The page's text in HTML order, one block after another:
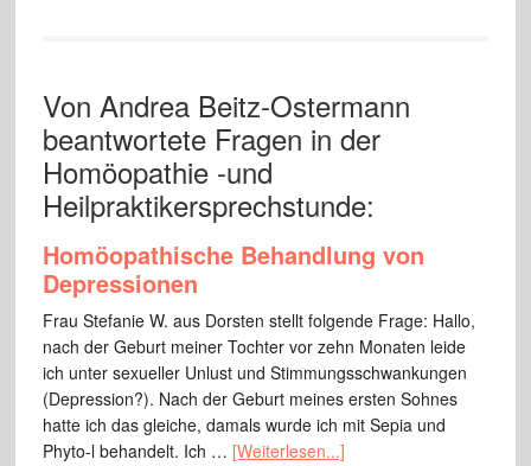
Von Andrea Beitz-Ostermann
beantwortete Fragen in der
Homöopathie -und
Heilpraktikersprechstunde:
Homöopathische Behandlung von
Depressionen
Frau Stefanie W. aus Dorsten stellt folgende Frage: Hallo,
nach der Geburt meiner Tochter vor zehn Monaten leide
ich unter sexueller Unlust und Stimmungsschwankungen
(Depression?). Nach der Geburt meines ersten Sohnes
hatte ich das gleiche, damals wurde ich mit Sepia und
Phyto-l behandelt. Ich … [Weiterlesen...]